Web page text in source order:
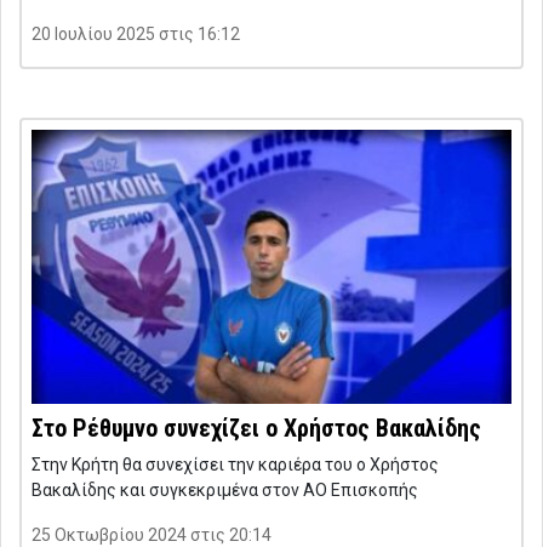
20 Ιουλίου 2025 στις 16:12
Στο Ρέθυμνο συνεχίζει ο Χρήστος Βακαλίδης
Στην Κρήτη θα συνεχίσει την καριέρα του ο Χρήστος
Βακαλίδης και συγκεκριμένα στον ΑΟ Επισκοπής
25 Οκτωβρίου 2024 στις 20:14